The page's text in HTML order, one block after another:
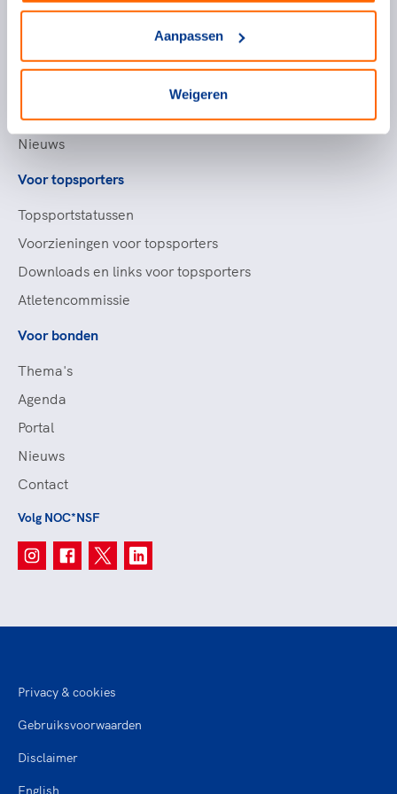
Aanpassen
Weigeren
Topsportevenementenbeleid
Partners
Openstaande vacatures
Nieuws
Voor topsporters
Topsportstatussen
Voorzieningen voor topsporters
Downloads en links voor topsporters
Atletencommissie
Voor bonden
Thema's
Agenda
Portal
Nieuws
Contact
Volg NOC*NSF
Privacy & cookies
Gebruiksvoorwaarden
Disclaimer
English